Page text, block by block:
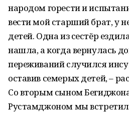
народом горести и
вести мой старший брат, у
детей. Одна из сестёр
нашла, а когда вернулась
переживаний случился
оставив семерых детей, –
Со вторым сыном
Рустамджоном мы